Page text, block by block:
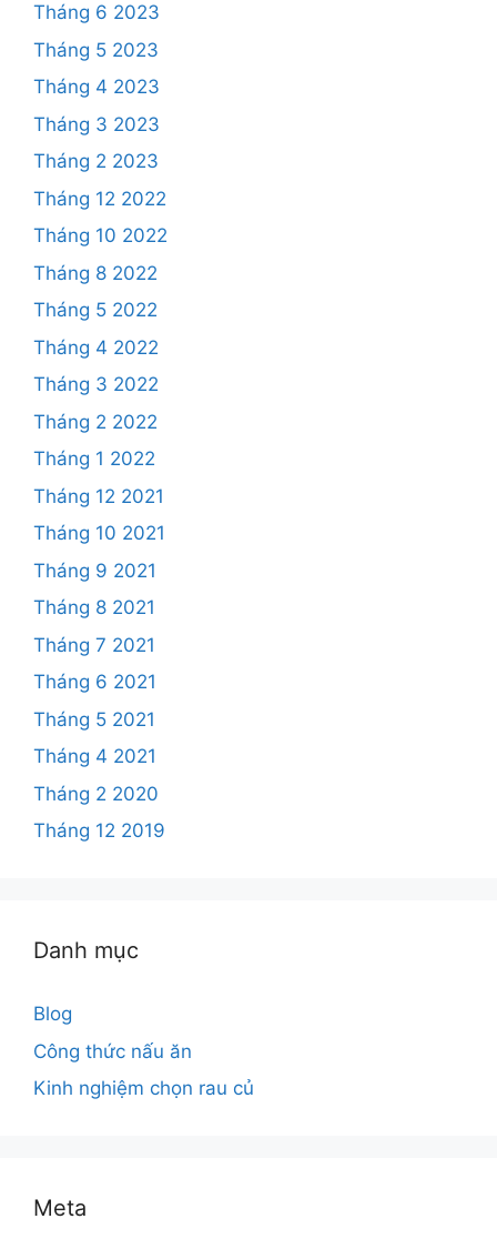
Tháng 6 2023
Tháng 5 2023
Tháng 4 2023
Tháng 3 2023
Tháng 2 2023
Tháng 12 2022
Tháng 10 2022
Tháng 8 2022
Tháng 5 2022
Tháng 4 2022
Tháng 3 2022
Tháng 2 2022
Tháng 1 2022
Tháng 12 2021
Tháng 10 2021
Tháng 9 2021
Tháng 8 2021
Tháng 7 2021
Tháng 6 2021
Tháng 5 2021
Tháng 4 2021
Tháng 2 2020
Tháng 12 2019
Danh mục
Blog
Công thức nấu ăn
Kinh nghiệm chọn rau củ
Meta